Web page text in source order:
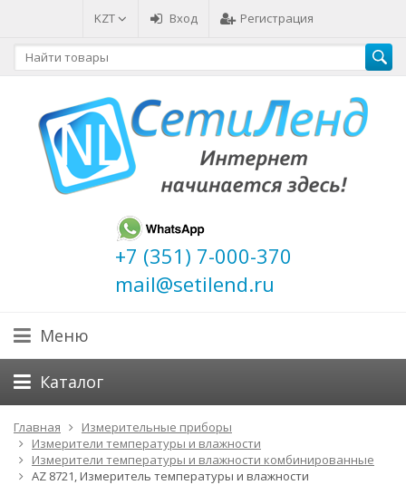
KZT Вход Регистрация
+7 (351) 7-000-370
mail@setilend.ru
Меню
Каталог
Главная
Измерительные приборы
Измерители температуры и влажности
Измерители температуры и влажности комбинированные
AZ 8721, Измеритель температуры и влажности